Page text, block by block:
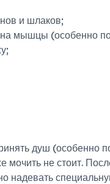
и шлаков;
мышцы (особенно
душ (особенно
не стоит.
надевать